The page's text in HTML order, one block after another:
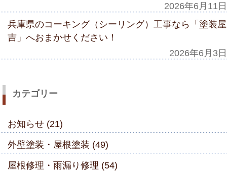
2026年6月11日
兵庫県のコーキング（シーリング）工事なら「塗装屋
吉」へおまかせください！
2026年6月3日
カテゴリー
お知らせ (21)
外壁塗装・屋根塗装 (49)
屋根修理・雨漏り修理 (54)